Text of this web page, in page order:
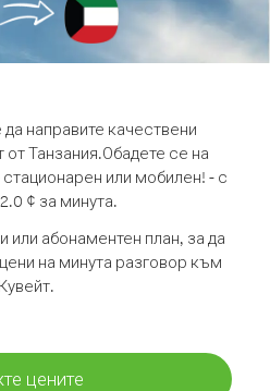
направите качествени
от Танзания.Обадете се на
или мобилен! - с
¢ за минута.
или абонаментен план, за да
на минута разговор към
Кувейт.
цените